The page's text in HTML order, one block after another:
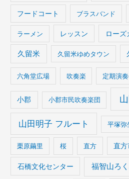
フードコート ブラスバンド
ラーメン レッスン ローズ
久留米 久留米ゆめタウン
六角堂広場 吹奏楽 定期演
小郡 小郡市民吹奏楽団
山田明子 フルート 平塚弥
栗原繭里 桜 直方 直方
石橋文化センター 福智山ろ